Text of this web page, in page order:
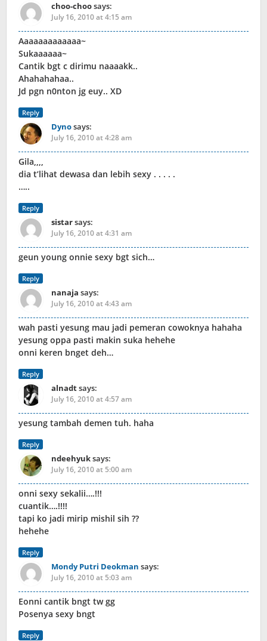
choo-choosays:
July 16, 2010 at 4:15 am
Aaaaaaaaaaaaa~
Sukaaaaaa~
Cantik bgt c dirimu naaaakk..
Ahahahahaa..
Jd pgn n0nton jg euy.. XD
Reply
Dynosays:
July 16, 2010 at 4:28 am
Gila,,,,
dia t’lihat dewasa dan lebih sexy . . . . .
…..
Reply
sistarsays:
July 16, 2010 at 4:31 am
geun young onnie sexy bgt sich…
Reply
nanaja says:
July 16, 2010 at 4:43 am
wah pasti yesung mau jadi pemeran cowoknya hahaha
yesung oppa pasti makin suka hehehe
onni keren bnget deh…
Reply
alnadtsays:
July 16, 2010 at 4:57 am
yesung tambah demen tuh. haha
Reply
ndeehyuksays:
July 16, 2010 at 5:00 am
onni sexy sekalii….!!!
cuantik….!!!!
tapi ko jadi mirip mishil sih ??
hehehe
Reply
Mondy Putri Deokman says:
July 16, 2010 at 5:03 am
Eonni cantik bngt tw gg
Posenya sexy bngt
Reply